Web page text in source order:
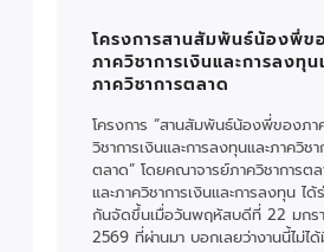
โครงการสานสัมพันธ์น้องพี่ข
ภาควิชาการเงินและการลงทุน
ภาควิชาการตลาด
โครงการ “สานสัมพันธ์น้องพี่ของภา
วิชาการเงินและการลงทุนและภาควิชา
ตลาด” โดยคณาจารย์ภาควิชาการต
และภาควิชาการเงินและการลงทุน ได้
กันจัดขึ้นเมื่อวันพฤหัสบดีที่ 22 มกร
2569 ที่ผ่านมา บอกเลยว่างานนี้ไม่ไ